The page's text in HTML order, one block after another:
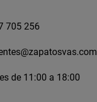
705 256
de 11:00 a 18:00